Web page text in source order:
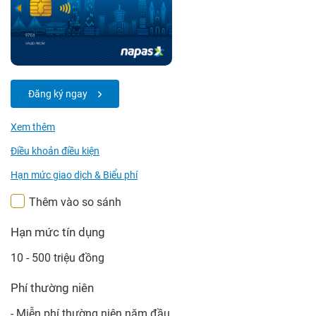
Đăng ký ngay
Xem thêm
Điều khoản điều kiện
Hạn mức giao dịch & Biểu phí
Thêm vào so sánh
Hạn mức tín dụng
10 - 500 triệu đồng
Phí thường niên